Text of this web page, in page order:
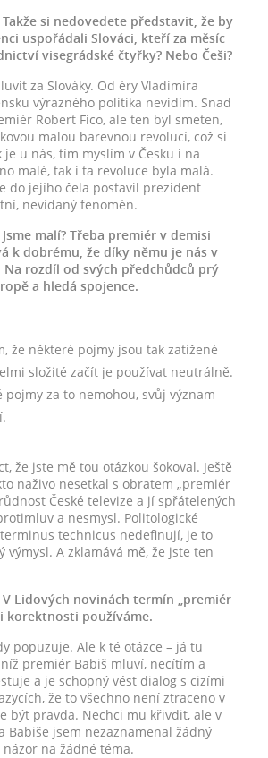
Takže si nedovedete představit, že by
uspořádali Slováci, kteří za měsíc
visegrádské čtyřky? Nebo Češi?
za Slováky. Od éry Vladimíra
výrazného politika nevidím. Snad
Robert Fico, ale ten byl smeten,
malou barevnou revolucí, což si
je u nás, tím myslím v Česku i na
malé, tak i ta revoluce byla malá.
do jejího čela postavil prezident
nevídaný fenomén.
Jsme malí? Třeba premiér v demisi
k dobrému, že díky němu je nás v
Na rozdíl od svých předchůdců prý
a hledá spojence.
že některé pojmy jsou tak zatížené
složité začít je používat neutrálně.
pojmy za to nemohou, svůj význam
že jste mě tou otázkou šokoval. Ještě
naživo nesetkal s obratem „premiér
České televize a jí spřátelených
a nesmysl. Politologické
technicus nedefinují, je to
výmysl. A zklamává mě, že jste ten
V Lidových novinách termín „premiér
korektnosti používáme.
popuzuje. Ale k té otázce – já tu
premiér Babiš mluví, necítím a
a je schopný vést dialog s cizími
že to všechno není ztraceno v
být pravda. Nechci mu křivdit, ale v
Babiše jsem nezaznamenal žádný
na žádné téma.